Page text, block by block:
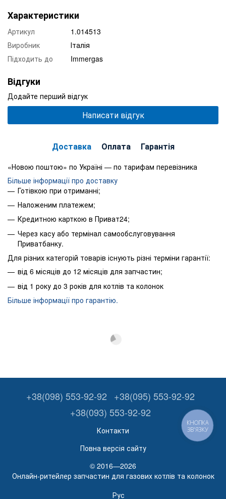
Характеристики
Артикул
1.014513
Виробник
Італія
Підходить до
Immergas
Відгуки
Додайте перший відгук
Написати відгук
Доставка Оплата Гарантія
«Новою поштою» по Україні — по тарифам перевізника
Більше інформації про доставку
Готівкою при отриманні;
Наложеним платежем;
Кредитною карткою в Приват24;
Через касу або термінал самообслуговування
Приватбанку.
Для різних категорій товарів існують різні терміни гарантії:
від 6 місяців до 12 місяців для запчастин;
від 1 року до 3 років для котлів та колонок
Більше інформації про гарантію.
+38(098) 553-92-92
+38(095) 553-92-92
+38(093) 553-92-92
Контакти
Повна версія сайту
© 2016—2026
Онлайн-ритейлер запчастин для газових котлів та колонок
Рус
КНОПКА
ЗВ'ЯЗКУ